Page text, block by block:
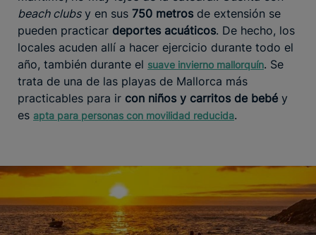
beach clubsy en sus 750 metros de extensión se
pueden practicar deportes acuáticos. De hecho, los
locales acuden allí a hacer ejercicio durante todo el
año, también durante el suave invierno mallorquín. Se
trata de una de las playas de Mallorca más
practicables para ir con niños y carritos de bebé y
es apta para personas con movilidad reducida.